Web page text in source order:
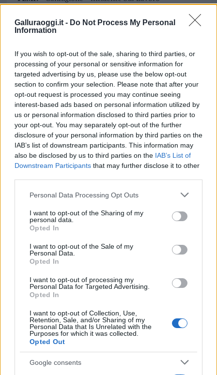
Galluraoggi.it - Do Not Process My Personal
Information
If you wish to opt-out of the sale, sharing to third parties, or
processing of your personal or sensitive information for
targeted advertising by us, please use the below opt-out
section to confirm your selection. Please note that after your
opt-out request is processed you may continue seeing
interest-based ads based on personal information utilized by
us or personal information disclosed to third parties prior to
your opt-out. You may separately opt-out of the further
disclosure of your personal information by third parties on the
IAB’s list of downstream participants. This information may
also be disclosed by us to third parties on the IAB’s List of
Downstream Participants that may further disclose it to other
Please note that this website/app uses one or more Google
not limited to your visit or usage behaviour. You may click to
grant or deny consent to Google and its third-party tags to
use your data for below specified purposes in below Google
consent section.
Personal Data Processing Opt Outs
I want to opt-out of the Sharing of my
personal data.
Opted In
I want to opt-out of the Sale of my
Personal Data.
Opted In
I want to opt-out of processing my
Personal Data for Targeted Advertising.
Opted In
I want to opt-out of Collection, Use,
Retention, Sale, and/or Sharing of my
Personal Data that Is Unrelated with the
Purposes for which it was collected.
Opted Out
Google consents
Inviaci le tue segnalazioni,
345 356 7512
Notizie in tempo reale?
Entra nel canale telegram di
GalluraOggi.it
daGoogle News
Condividi l'articolo
F
a
ce
b
o
o
k
w
it
te
r
n
re
st
h
s
A
p
h
re
Prossimo articolo